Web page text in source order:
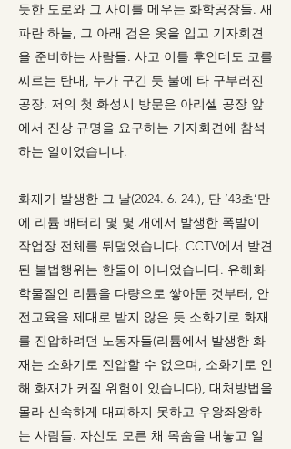
듯한 도로와 그 사이를 메우는 화학공장들. 새
파란 하늘, 그 아래 검은 옷을 입고 기자회견
을 준비하는 사람들. 사고 이틀 후인데도 코를
찌르는 탄내, 누가 구긴 듯 불에 타 구부러진
공장. 저의 첫 화성시 방문은 아리셀 공장 앞
에서 진상 규명을 요구하는 기자회견에 참석
하는 일이었습니다.
화재가 발생한 그 날(2024. 6. 24.), 단 ‘43초’만
에 리튬 배터리 몇 몇 개에서 발생한 폭발이
작업장 전체를 뒤덮었습니다. CCTV에서 발견
된 불법행위는 한둘이 아니었습니다. 유해화
학물질인 리튬을 다량으로 쌓아둔 것부터, 안
전교육을 제대로 받지 않은 듯 소화기로 화재
를 진압하려던 노동자들(리튬에서 발생한 화
재는 소화기로 진압할 수 없으며, 소화기로 인
해 화재가 커질 위험이 있습니다), 대처방법을
몰라 신속하게 대피하지 못하고 우왕좌왕하
는 사람들. 자신도 모른 채 목숨을 내놓고 일